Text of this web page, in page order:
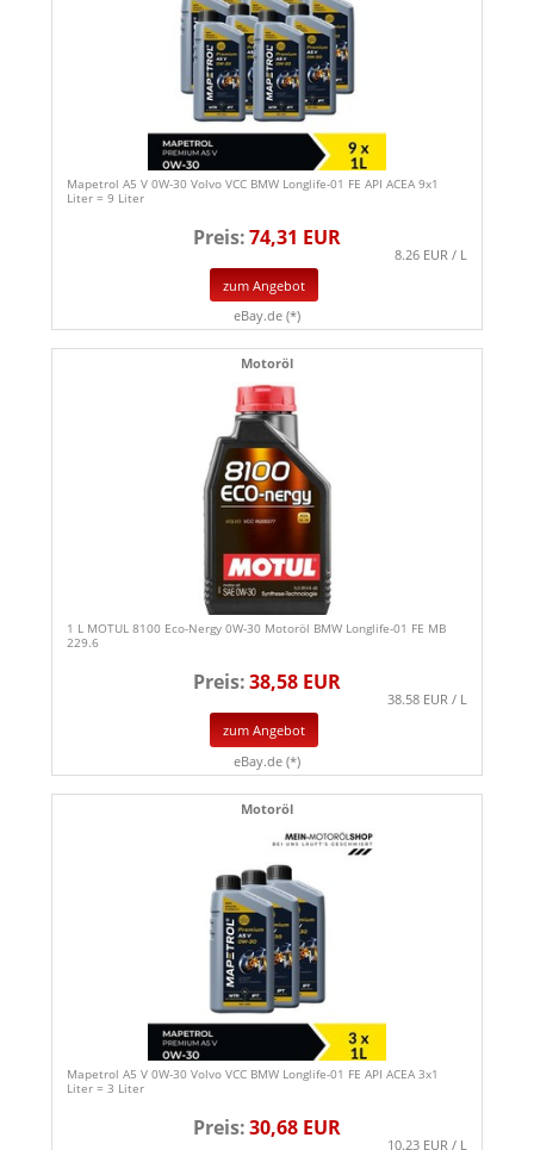
Mapetrol A5 V 0W-30 Volvo VCC BMW Longlife-01 FE API ACEA 9x1
Liter = 9 Liter
Preis:74,31 EUR
8.26 EUR / L
zum Angebot
eBay.de (*)
Motoröl
1 L MOTUL 8100 Eco-Nergy 0W-30 Motoröl BMW Longlife-01 FE MB
229.6
Preis:38,58 EUR
38.58 EUR / L
zum Angebot
eBay.de (*)
Motoröl
Mapetrol A5 V 0W-30 Volvo VCC BMW Longlife-01 FE API ACEA 3x1
Liter = 3 Liter
Preis:30,68 EUR
10.23 EUR / L